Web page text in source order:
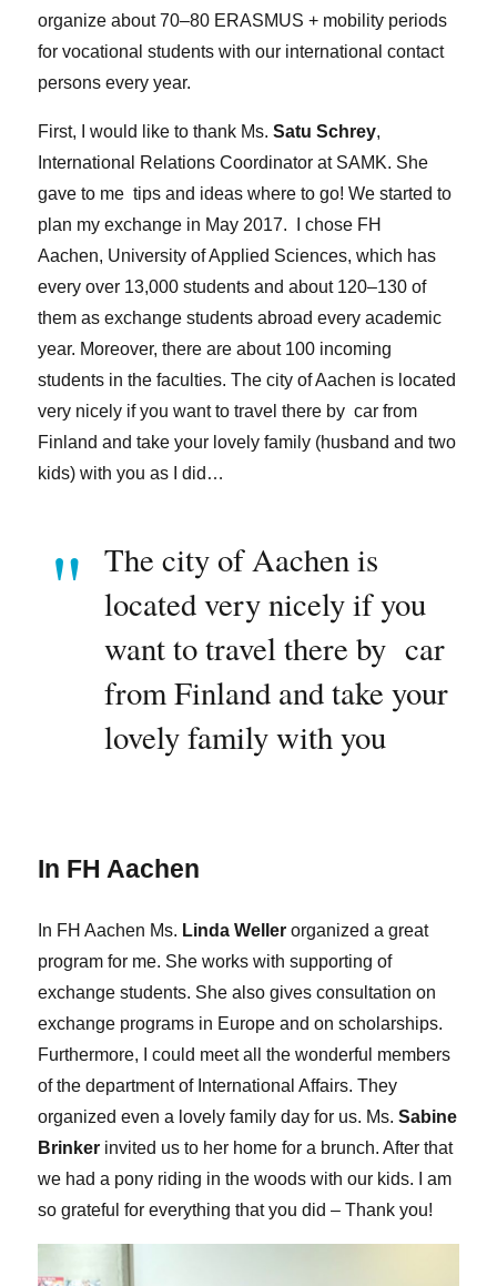
organize about 70–80 ERASMUS + mobility periods
for vocational students with our international contact
persons every year.
First, I would like to thank Ms.Satu Schrey,
International Relations Coordinator at SAMK. She
gave to me tips and ideas where to go! We started to
plan my exchange in May 2017. I chose FH
Aachen, University of Applied Sciences, which has
every over 13,000 students and about 120–130 of
them as exchange students abroad every academic
year. Moreover, there are about 100 incoming
students in the faculties. The city of Aachen is located
very nicely if you want to travel there by car from
Finland and take your lovely family (husband and two
kids) with you as I did…
The city of Aachen is
located very nicely if you
want to travel there by car
from Finland and take your
lovely family with you
In FH Aachen
In FH Aachen Ms. Linda Weller organized a great
program for me. She works with supporting of
exchange students. She also gives consultation on
exchange programs in Europe and on scholarships.
Furthermore, I could meet all the wonderful members
of the department of International Affairs. They
organized even a lovely family day for us. Ms.Sabine
Brinker invited us to her home for a brunch. After that
we had a pony riding in the woods with our kids. I am
so grateful for everything that you did – Thank you!